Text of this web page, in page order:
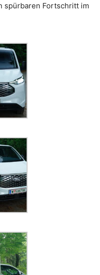
spürbaren Fortschritt im